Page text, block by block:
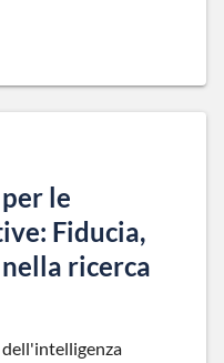
le
Fiducia,
ricerca
dell'intelligenza